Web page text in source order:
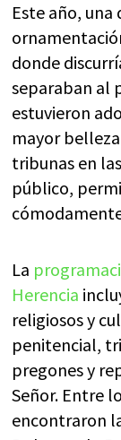
Este año, una
donde
separaban al
estuvieron
mayor
tribunas en
público,
La
Herencia
religiosos y
penitencial,
pregones y
Señor. Entre
encontraron